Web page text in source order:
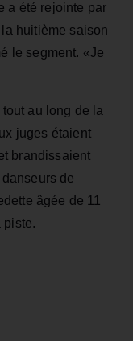
a été rejointe par
huitième saison
le segment. «Je
au long de la
juges étaient
brandissaient
de
âgée de 11
piste.